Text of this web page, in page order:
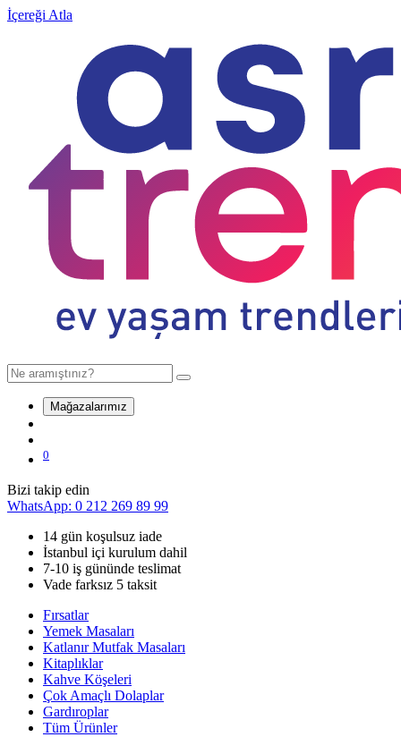
İçereği Atla
Mağazalarımız
0
Bizi takip edin
WhatsApp: 0 212 269 89 99
14 gün koşulsuz iade
İstanbul içi kurulum dahil
7-10 iş gününde teslimat
Vade farksız 5 taksit
Fırsatlar
Yemek Masaları
Katlanır Mutfak Masaları
Kitaplıklar
Kahve Köşeleri
Çok Amaçlı Dolaplar
Gardıroplar
Tüm Ürünler